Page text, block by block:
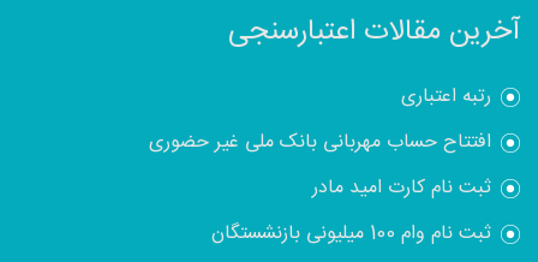
آخرین مقالات اعتبارسنجی
رتبه اعتباری
افتتاح حساب مهربانی بانک ملی غیر حضوری
ثبت نام کارت امید مادر
ثبت نام وام 100 میلیونی بازنشستگان